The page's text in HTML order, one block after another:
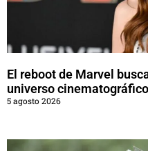
El reboot de Marvel
universo cinematográfico
5 agosto 2026